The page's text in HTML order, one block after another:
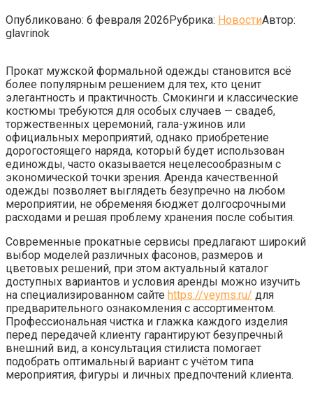
Опубликовано: 6 февраля 2026Рубрика: НовостиАвтор:
glavrinok
Прокат мужской формальной одежды становится всё
более популярным решением для тех, кто ценит
элегантность и практичность. Смокинги и классические
костюмы требуются для особых случаев — свадеб,
торжественных церемоний, гала-ужинов или
официальных мероприятий, однако приобретение
дорогостоящего наряда, который будет использован
единожды, часто оказывается нецелесообразным с
экономической точки зрения. Аренда качественной
одежды позволяет выглядеть безупречно на любом
мероприятии, не обременяя бюджет долгосрочными
расходами и решая проблему хранения после события.
Современные прокатные сервисы предлагают широкий
выбор моделей различных фасонов, размеров и
цветовых решений, при этом актуальный каталог
доступных вариантов и условия аренды можно изучить
на специализированном сайте https://veyms.ru/ для
предварительного ознакомления с ассортиментом.
Профессиональная чистка и глажка каждого изделия
перед передачей клиенту гарантируют безупречный
внешний вид, а консультация стилиста помогает
подобрать оптимальный вариант с учётом типа
мероприятия, фигуры и личных предпочтений клиента.